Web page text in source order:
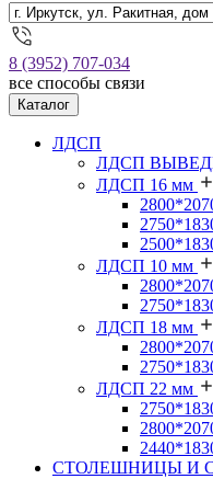
8 (3952) 707-034
все способы связи
Каталог
ЛДСП
ЛДСП
ЛДСП 16 мм
ЛДСП 10 мм
ЛДСП 18 мм
ЛДСП 22 мм
СТОЛЕШНИЦЫ И